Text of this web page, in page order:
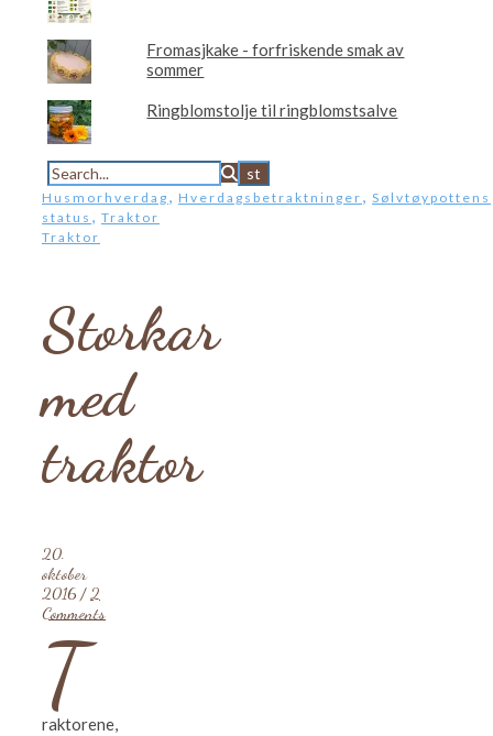
Fromasjkake - forfriskende smak av
sommer
Ringblomstolje til ringblomstsalve
Husmorhverdag , Hverdagsbetraktninger , Sølvtøypottens
status , Traktor
Traktor
Storkar
med
traktor
20.
oktober
2016 / 2
Comments
T
raktorene,